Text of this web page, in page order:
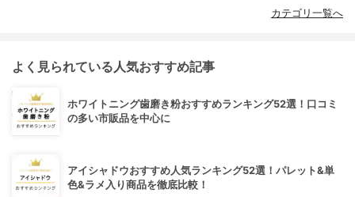
カテゴリ一覧へ
よく見られている人気おすすめ記事
ホワイトニング歯磨き粉おすすめランキング52選！口コミ
の多い市販品を中心に
アイシャドウおすすめ人気ランキング52選！パレット&単
色&ラメ入り商品を徹底比較！